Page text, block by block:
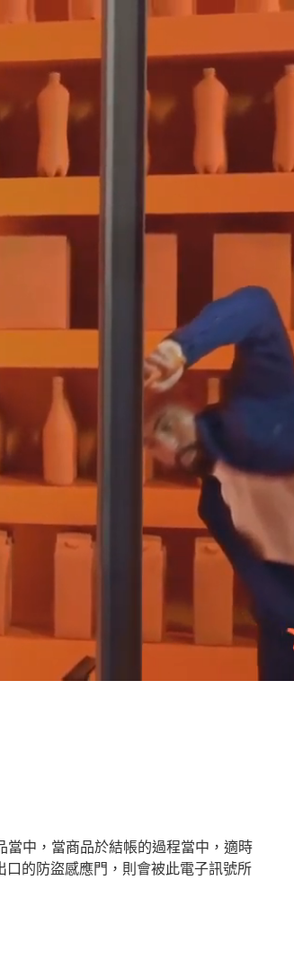
當中，當商品於結帳的過程當中，適時
的防盜感應門，則會被此電子訊號所